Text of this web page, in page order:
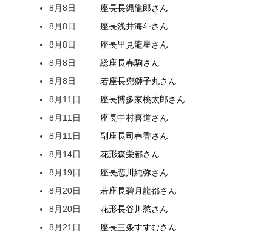
8月8日
座長長縄龍郎さん
8月8日
座長浅井海斗さん
8月8日
座長里見龍星さん
8月8日
総座長春駒さん
8月8日
若座長兜獅子丸さん
8月11日
座長博多家桃太郎さん
8月11日
座長中村喜道さん
8月11日
副座長司春香さん
8月14日
花形森栄都さん
8月19日
座長恋川純弥さん
8月20日
若座長碧月龍都さん
8月20日
花形長谷川愁さん
8月21日
座長三条すすむさん